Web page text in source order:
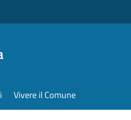
Vivere il Comune